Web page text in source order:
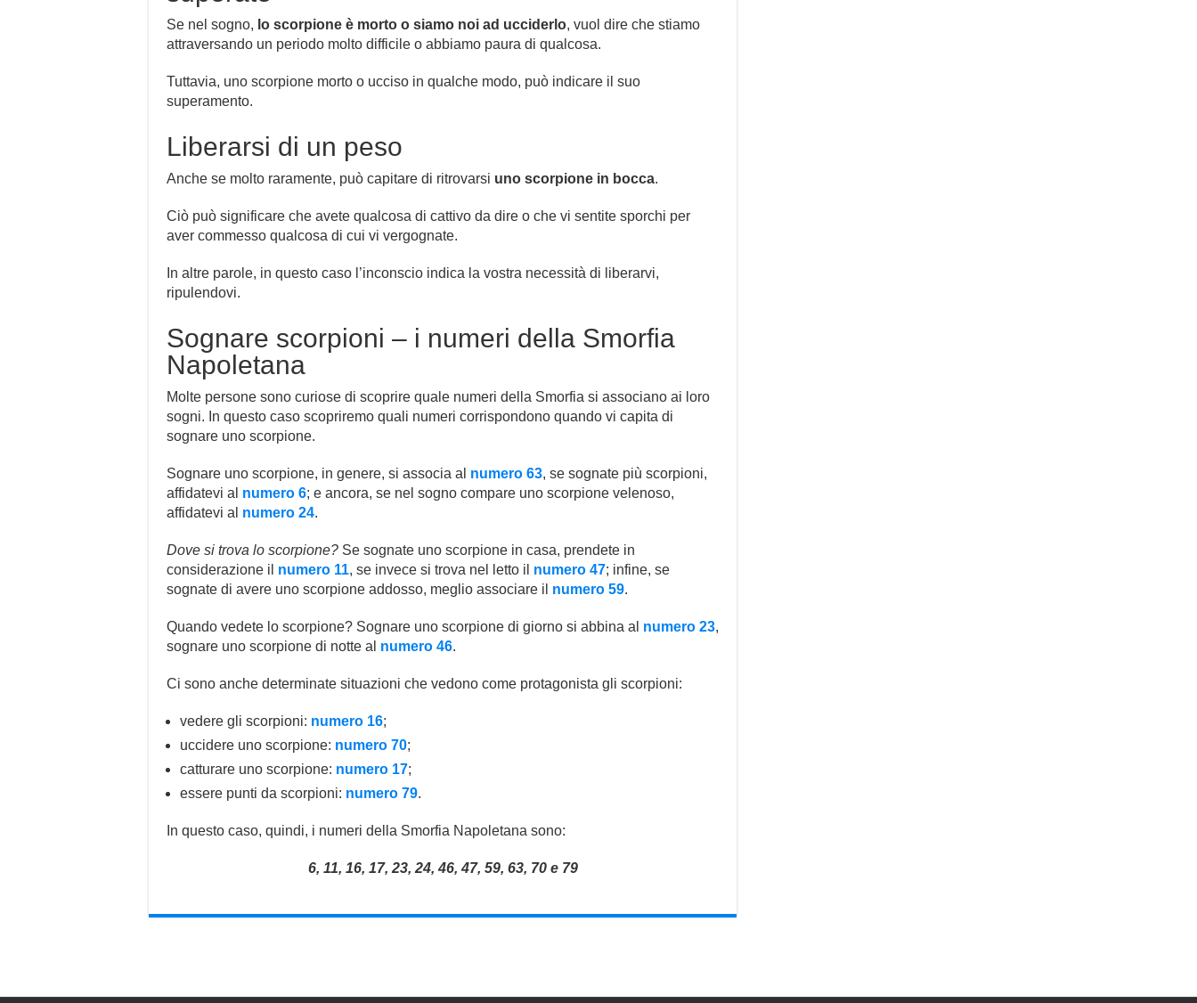
Se nel sogno, lo scorpione è morto o siamo noi ad ucciderlo, vuol dire che stiamo
attraversando un periodo molto difficile o abbiamo paura di qualcosa.
Tuttavia, uno scorpione morto o ucciso in qualche modo, può indicare il suo
superamento.
Liberarsi di un peso
Anche se molto raramente, può capitare di ritrovarsi uno scorpione in bocca.
Ciò può significare che avete qualcosa di cattivo da dire o che vi sentite sporchi per
aver commesso qualcosa di cui vi vergognate.
In altre parole, in questo caso l’inconscio indica la vostra necessità di liberarvi,
ripulendovi.
Sognare scorpioni – i numeri della Smorfia
Napoletana
Molte persone sono curiose di scoprire quale numeri della Smorfia si associano ai loro
sogni. In questo caso scopriremo quali numeri corrispondono quando vi capita di
sognare uno scorpione.
Sognare uno scorpione, in genere, si associa al numero 63, se sognate più scorpioni,
affidatevi al numero 6; e ancora, se nel sogno compare uno scorpione velenoso,
affidatevi al numero 24.
Dove si trova lo scorpione? Se sognate uno scorpione in casa, prendete in
considerazione il numero 11, se invece si trova nel letto il numero 47; infine, se
sognate di avere uno scorpione addosso, meglio associare il numero 59.
Quando vedete lo scorpione? Sognare uno scorpione di giorno si abbina al numero 23,
sognare uno scorpione di notte al numero 46.
Ci sono anche determinate situazioni che vedono come protagonista gli scorpioni:
vedere gli scorpioni: numero 16;
uccidere uno scorpione: numero 70;
catturare uno scorpione: numero 17;
essere punti da scorpioni: numero 79.
In questo caso, quindi, i numeri della Smorfia Napoletana sono:
6, 11, 16, 17, 23, 24, 46, 47, 59, 63, 70 e 79